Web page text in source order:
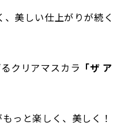
美しい仕上がりが続く
クリアマスカラ 「ザ ア
っと楽しく、美しく！